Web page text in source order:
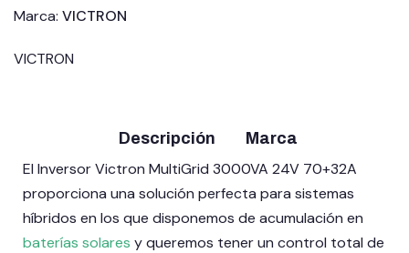
Blog
Acceso Profesional
Marca: VICTRON
VICTRON
Descripción Marca
El Inversor Victron MultiGrid 3000VA 24V 70+32A
proporciona una solución perfecta para sistemas
híbridos en los que disponemos de acumulación en
baterías solares y queremos tener un control total de